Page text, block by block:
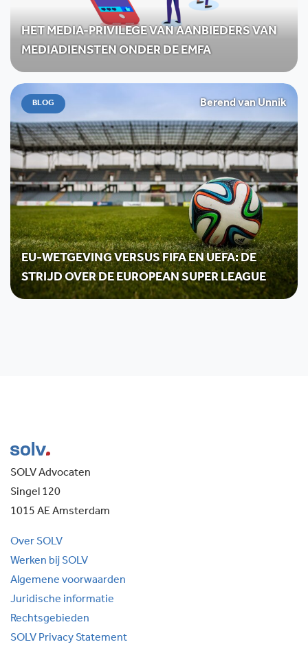
HET MEDIA-PRIVILEGE VAN AANBIEDERS VAN
MEDIADIENSTEN ONDER DE EMFA
BLOG Berend van Unnik
EU-WETGEVING VERSUS FIFA EN UEFA: DE
STRIJD OVER DE EUROPEAN SUPER LEAGUE
SOLV Advocaten
Singel 120
1015 AE Amsterdam
Over SOLV
Werken bij SOLV
Algemene voorwaarden
Juridische informatie
Rechtsgebieden
SOLV Privacy Statement